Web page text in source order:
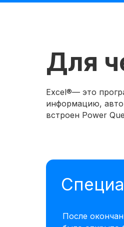
Для
Excel®— это
информацию,
встроен Power
После